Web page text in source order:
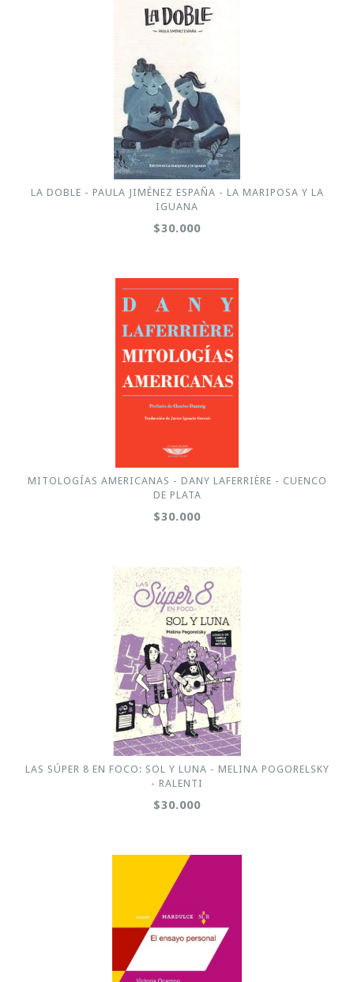
LA DOBLE - PAULA JIMÉNEZ ESPAÑA - LA MARIPOSA Y LA
IGUANA
$30.000
MITOLOGÍAS AMERICANAS - DANY LAFERRIÈRE - CUENCO
DE PLATA
$30.000
LAS SÚPER 8 EN FOCO: SOL Y LUNA - MELINA POGORELSKY
- RALENTI
$30.000